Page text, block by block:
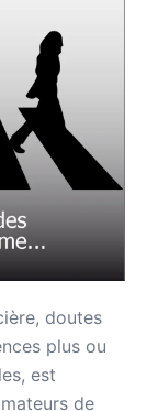
doutes
plus ou
est
de